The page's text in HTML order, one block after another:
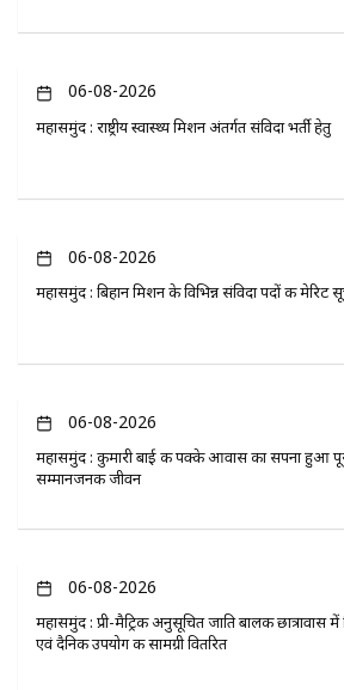
06-08-2026
महासमुंद : राष्ट्रीय स्वास्थ्य मिशन अंतर्गत संविदा भर्ती हेतु
06-08-2026
महासमुंद : बिहान मिशन के विभिन्न संविदा पदों की मेरिट
06-08-2026
महासमुंद : कुमारी बाई की पक्के आवास का सपना हुआ
सम्मानजनक जीवन
06-08-2026
महासमुंद : प्री-मैट्रिक अनुसूचित जाति बालक छात्रावास में
एवं दैनिक उपयोग की सामग्री वितरित